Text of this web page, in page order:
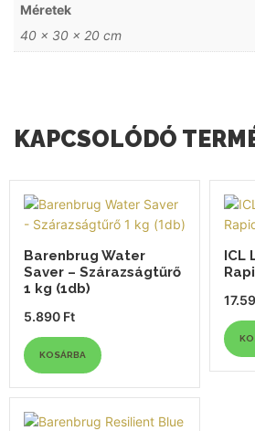
Méretek
40 × 30 × 20 cm
KAPCSOLÓDÓ
Barenbrug Water
Saver – Szárazságtűrő
1 kg (1db)
5.890 Ft
KOSÁRBA
ICL